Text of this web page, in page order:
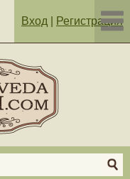
Вход Регистрация